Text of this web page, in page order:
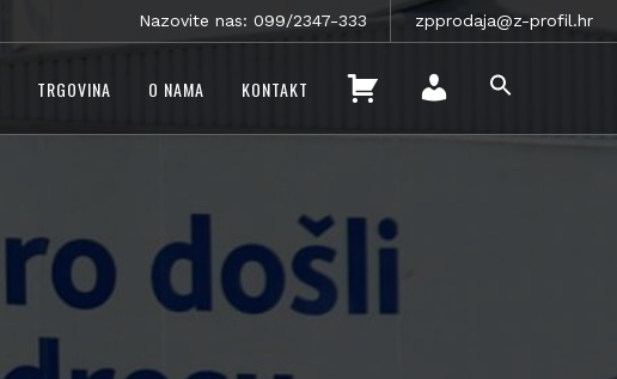
Nazovite nas: 099/2347-333 zpprodaja@z-profil.hr
TRGOVINA O NAMA KONTAKT
Š
I
O